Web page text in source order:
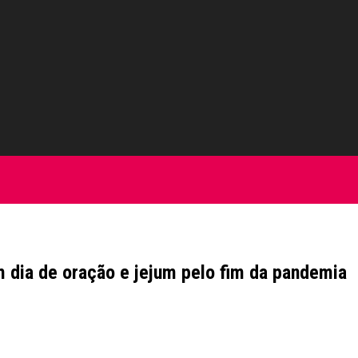
de oração e jejum pelo fim da pandemia